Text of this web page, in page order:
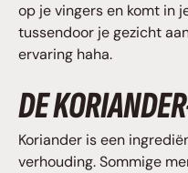
op je vingers en komt in
tussendoor je gezicht
ervaring haha.
DE
Koriander is een
verhouding. Sommige